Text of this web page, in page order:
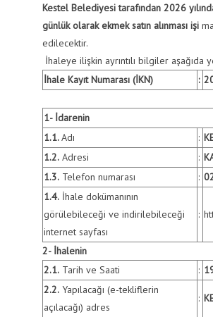
Kestel Belediyesi tarafından 2026
günlük olarak ekmek satın alınması işi
edilecektir.
İhaleye ilişkin ayrıntılı bilgiler aşağıda
İhale Kayıt Numarası (İKN)
:
1- İdarenin
1.1.Adı :
1.2.Adresi :
1.3.Telefon numarası :
1.4.İhale dokümanının
görülebileceği ve indirilebileceği
internet sayfası
:
2- İhalenin
2.1.Tarih ve Saati :
2.2.Yapılacağı (e-tekliflerin
açılacağı) adres
: